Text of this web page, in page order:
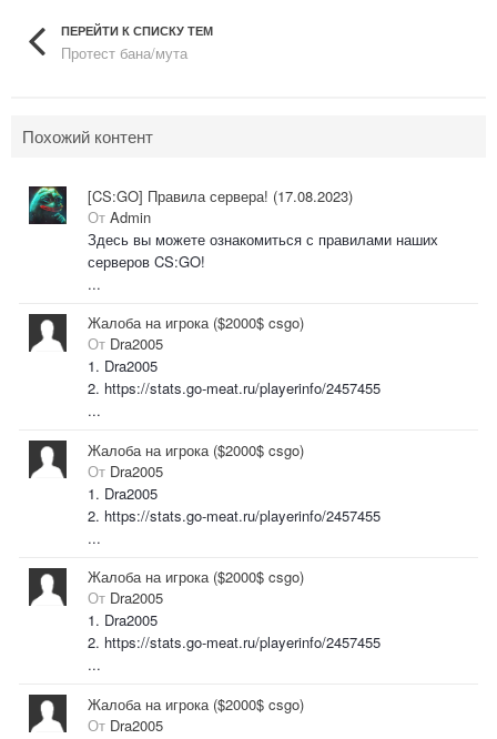
ПЕРЕЙТИ К СПИСКУ ТЕМ
Протест бана/мута
Похожий контент
[CS:GO] Правила сервера! (17.08.2023)
От Admin
Здесь вы можете ознакомиться с правилами наших
серверов CS:GO!
...
Жалоба на игрока ($2000$ csgo)
От Dra2005
1. Dra2005
2. https://stats.go-meat.ru/playerinfo/2457455
...
Жалоба на игрока ($2000$ csgo)
От Dra2005
1. Dra2005
2. https://stats.go-meat.ru/playerinfo/2457455
...
Жалоба на игрока ($2000$ csgo)
От Dra2005
1. Dra2005
2. https://stats.go-meat.ru/playerinfo/2457455
...
Жалоба на игрока ($2000$ csgo)
От Dra2005